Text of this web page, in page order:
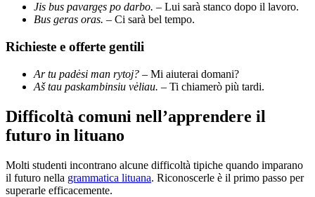
Jis bus pavargęs po darbo. – Lui sarà stanco dopo il lavoro.
Bus geras oras. – Ci sarà bel tempo.
Richieste e offerte gentili
Ar tu padėsi man rytoj? – Mi aiuterai domani?
Aš tau paskambinsiu vėliau. – Ti chiamerò più tardi.
Difficoltà comuni nell’apprendere il
futuro in lituano
Molti studenti incontrano alcune difficoltà tipiche quando imparano
il futuro nella grammatica lituana. Riconoscerle è il primo passo per
superarle efficacemente.